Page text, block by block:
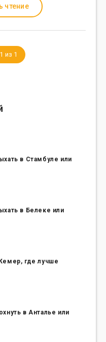
чтение
из 1
в Стамбуле или
в Белеке или
где лучше
в Анталье или